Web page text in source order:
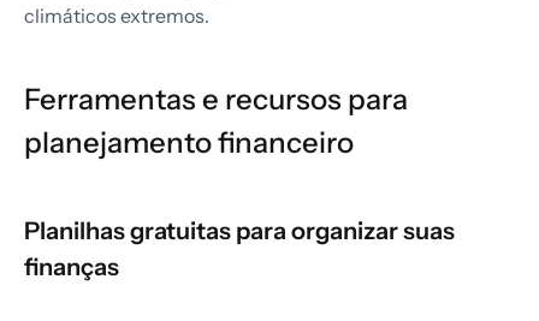
climáticos extremos.
Ferramentas e recursos para
planejamento financeiro
Planilhas gratuitas para organizar suas
finanças